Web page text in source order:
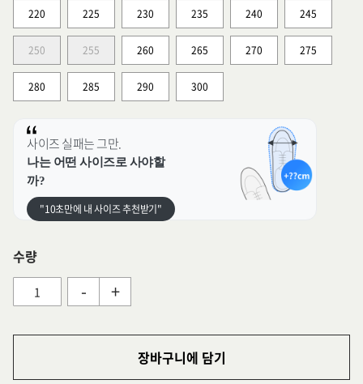
220 225 230 235 240 245
250 255 260 265 270 275
280 285 290 300
사이즈 실패는 그만.
나는 어떤 사이즈로 사야할
까?
"10초만에 내 사이즈 추천받기"
수량
- +
장바구니에 담기